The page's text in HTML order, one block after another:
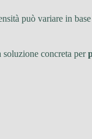
può variare in
concreta per